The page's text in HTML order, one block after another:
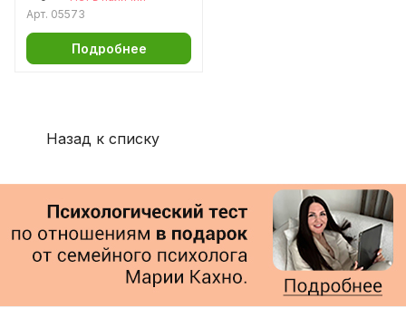
Аромаджик
Арт. 05573
Подробнее
Назад к списку